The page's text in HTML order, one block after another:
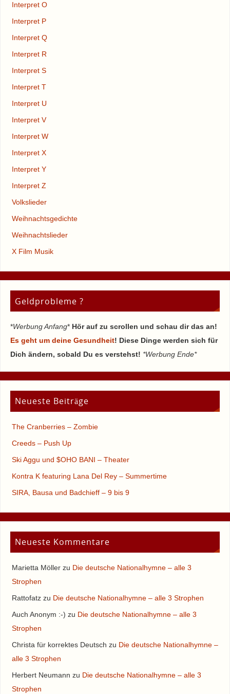
Interpret O
Interpret P
Interpret Q
Interpret R
Interpret S
Interpret T
Interpret U
Interpret V
Interpret W
Interpret X
Interpret Y
Interpret Z
Volkslieder
Weihnachtsgedichte
Weihnachtslieder
X Film Musik
Geldprobleme ?
*Werbung Anfang* Hör auf zu scrollen und schau dir das an!
Es geht um deine Gesundheit! Diese Dinge werden sich für
Dich ändern, sobald Du es verstehst! *Werbung Ende*
Neueste Beiträge
The Cranberries – Zombie
Creeds – Push Up
Ski Aggu und $OHO BANI – Theater
Kontra K featuring Lana Del Rey – Summertime
SIRA, Bausa und Badchieff – 9 bis 9
Neueste Kommentare
Marietta Möllerzu Die deutsche Nationalhymne – alle 3
Strophen
Rattofatzzu Die deutsche Nationalhymne – alle 3 Strophen
Auch Anonym :-) zu Die deutsche Nationalhymne – alle 3
Strophen
Christa für korrektes Deutsch zu Die deutsche Nationalhymne –
alle 3 Strophen
Herbert Neumann zu Die deutsche Nationalhymne – alle 3
Strophen